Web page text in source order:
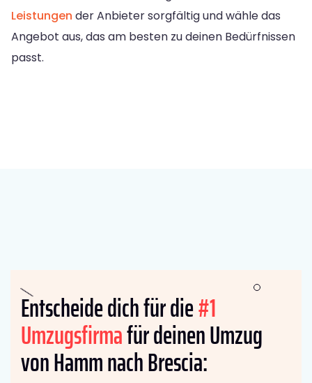
Leistungen der Anbieter sorgfältig und wähle das
Angebot aus, das am besten zu deinen Bedürfnissen
passt.
Entscheide dich für die#1
Umzugsfirmafür deinen Umzug
von Hamm nach Brescia: